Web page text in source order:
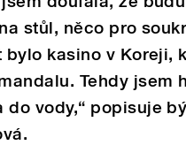
stůl, něco pro
bylo kasino v Koreji,
Tehdy jsem
do vody,“ popisuje